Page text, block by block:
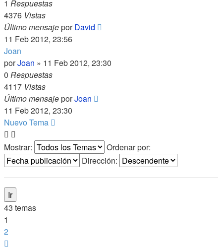
1 Respuestas
4376 Vistas
Último mensajeporDavid
11 Feb 2012, 23:56
Joan
porJoan » 11 Feb 2012, 23:30
0 Respuestas
4117 Vistas
Último mensajeporJoan
11 Feb 2012, 23:30
Nuevo Tema
Mostrar:
Ordenar por:
Dirección:
43 temas
1
2